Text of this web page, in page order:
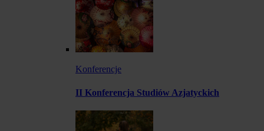
Konferencje
II Konferencja Studiów Azjatyckich